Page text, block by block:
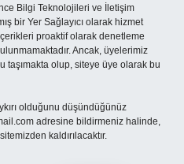
Bilgi Teknolojileri ve İletişim
bir Yer Sağlayıcı olarak hizmet
proaktif olarak denetleme
Ancak, üyelerimiz
taşımakta olup, siteye üye olarak bu
olduğunu düşündüğünüz
adresine bildirmeniz halinde,
kaldırılacaktır.